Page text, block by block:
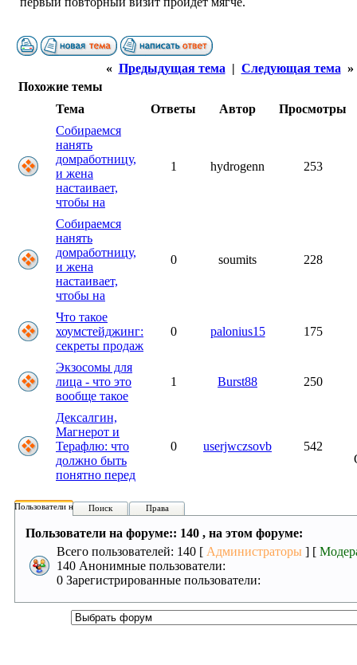
« Предыдущая тема | Следующая тема »
Похожие темы
Тема
Ответы Автор
Просмотры
Собираемся
нанять
домработницу,
и жена
настаивает,
чтобы на
1 hydrogenn 253
Собираемся
нанять
домработницу,
и жена
настаивает,
чтобы на
0 soumits 228
Что такое
хоумстейджинг:
секреты продаж
0 palonius15 175
Экзосомы для
лица - что это
вообще такое
1 Burst88 250
Дексалгин,
Магнерот и
Терафлю: что
должно быть
понятно перед
0 userjwczsovb
542
Пользователи на форуме:
Поиск Права
Пользователи на форуме:: 140 , на этом форуме:
Всего пользователей: 140 [ Администраторы ] [
140 Анонимные пользователи:
0 Зарегистрированные пользователи: